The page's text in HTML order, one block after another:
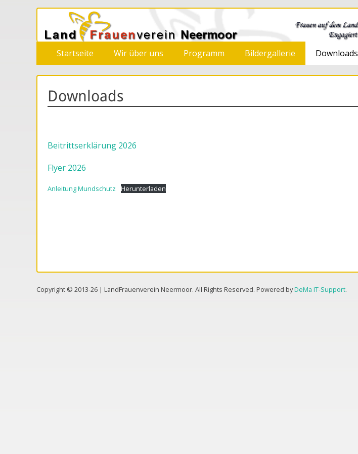
LandFrauenverein Neermoor
Primäres
Menü
Inhalt
Startseite Wir über uns Programm Bildergallerie Downloads
Downloads
Beitrittserklärung 2026
Flyer 2026
Anleitung Mundschutz Herunterladen
Copyright © 2013-26 | LandFrauenverein Neermoor. All Rights Reserved. Powered byDeMa IT-Support.